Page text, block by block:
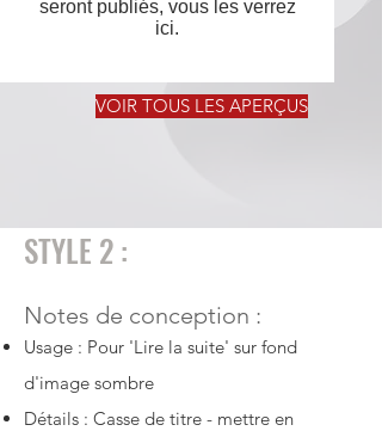
seront publiés, vous les verrez
ici.
VOIR TOUS LES APERÇUS
STYLE 2 :
Notes de conception :
Usage : Pour 'Lire la suite' sur fond
d'image sombre
Détails : Casse de titre - mettre en